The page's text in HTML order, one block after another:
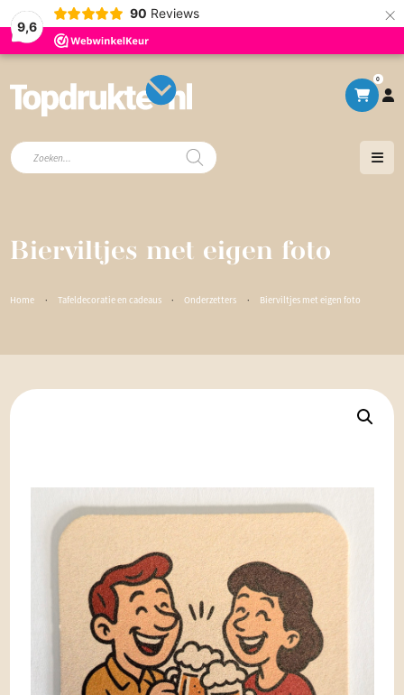
9,6
90 Reviews ×
0
Producten
zoeken
Bierviltjes met eigen foto
Home · Tafeldecoratie en cadeaus · Onderzetters · Bierviltjes met eigen foto